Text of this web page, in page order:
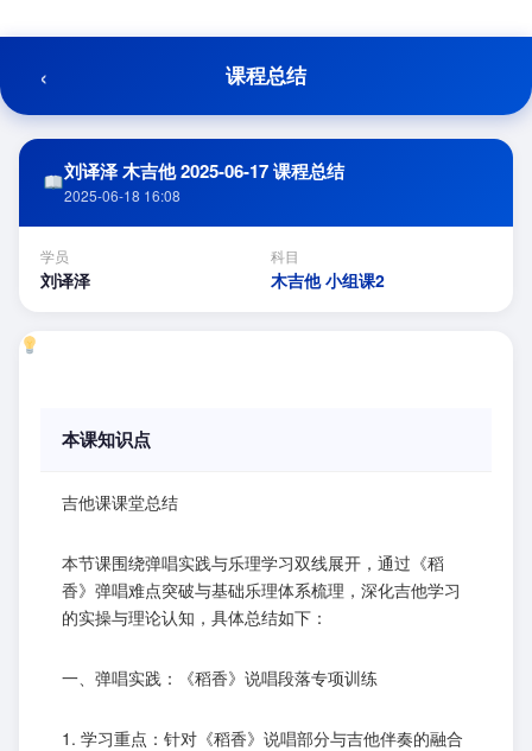
至
容
‹ 课程总结
刘译泽 木吉他 2025-06-17 课程总结
2025-06-18 16:08
学员
刘译泽
科目
木吉他 小组课2
本课知识点
吉他课课堂总结
本节课围绕弹唱实践与乐理学习双线展开，通过《稻
香》弹唱难点突破与基础乐理体系梳理，深化吉他学习
的实操与理论认知，具体总结如下：
一、弹唱实践：《稻香》说唱段落专项训练
1. 学习重点：针对《稻香》说唱部分与吉他伴奏的融合